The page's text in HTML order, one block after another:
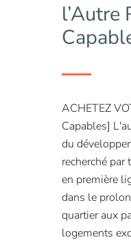
l’Autre
ACHETEZ
Capables]
du
recherché
en première
dans le
quartier aux
logements